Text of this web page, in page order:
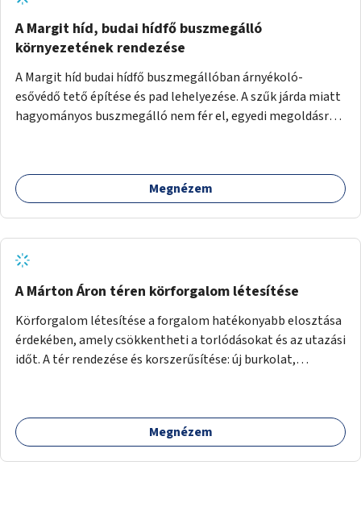
A Margit híd, budai hídfő buszmegálló
környezetének rendezése
A Margit híd budai hídfő buszmegállóban árnyékoló-
esővédő tető építése és pad lehelyezése. A szűk járda miatt
hagyományos buszmegálló nem fér el, egyedi megoldásra
Megnézem
A Márton Áron téren körforgalom létesítése
Körforgalom létesítése a forgalom hatékonyabb elosztása
érdekében, amely csökkentheti a torlódásokat és az utazási
időt. A tér rendezése és korszerűsítése: új burkolat,
időznek.
Megnézem